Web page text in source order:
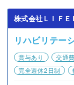
株式会社ＬＩＦ
リハビリテー
賞与あり
交通
完全週休2日制